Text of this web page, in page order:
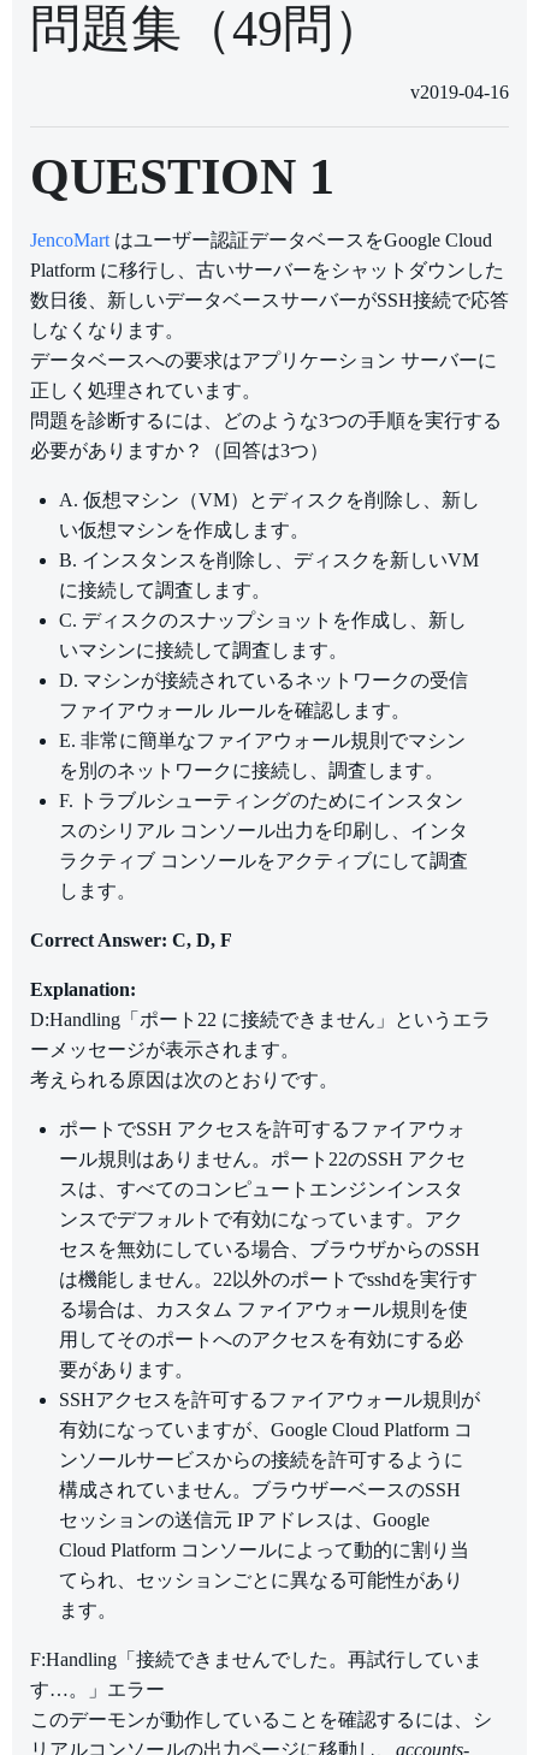
問題集（49問）
v2019-04-16
QUESTION 1
JencoMart はユーザー認証データベースをGoogle Cloud
Platform に移行し、古いサーバーをシャットダウンした
数日後、新しいデータベースサーバーがSSH接続で応答
しなくなります。
データベースへの要求はアプリケーション サーバーに
正しく処理されています。
問題を診断するには、どのような3つの手順を実行する
必要がありますか？（回答は3つ）
A. 仮想マシン（VM）とディスクを削除し、新し
い仮想マシンを作成します。
B. インスタンスを削除し、ディスクを新しいVM
に接続して調査します。
C. ディスクのスナップショットを作成し、新し
いマシンに接続して調査します。
D. マシンが接続されているネットワークの受信
ファイアウォール ルールを確認します。
E. 非常に簡単なファイアウォール規則でマシン
を別のネットワークに接続し、調査します。
F. トラブルシューティングのためにインスタン
スのシリアル コンソール出力を印刷し、インタ
ラクティブ コンソールをアクティブにして調査
します。
Correct Answer: C, D, F
Explanation:
D:Handling「ポート22 に接続できません」というエラ
ーメッセージが表示されます。
考えられる原因は次のとおりです。
ポートでSSH アクセスを許可するファイアウォ
ール規則はありません。ポート22のSSH アクセ
スは、すべてのコンピュートエンジンインスタ
ンスでデフォルトで有効になっています。アク
セスを無効にしている場合、ブラウザからのSSH
は機能しません。22以外のポートでsshdを実行す
る場合は、カスタム ファイアウォール規則を使
用してそのポートへのアクセスを有効にする必
要があります。
SSHアクセスを許可するファイアウォール規則が
有効になっていますが、Google Cloud Platform コ
ンソールサービスからの接続を許可するように
構成されていません。ブラウザーベースのSSH
セッションの送信元 IP アドレスは、Google
Cloud Platform コンソールによって動的に割り当
てられ、セッションごとに異なる可能性があり
ます。
F:Handling「接続できませんでした。再試行していま
す…。」エラー
このデーモンが動作していることを確認するには、シ
リアルコンソールの出力ページに移動し、 accounts-